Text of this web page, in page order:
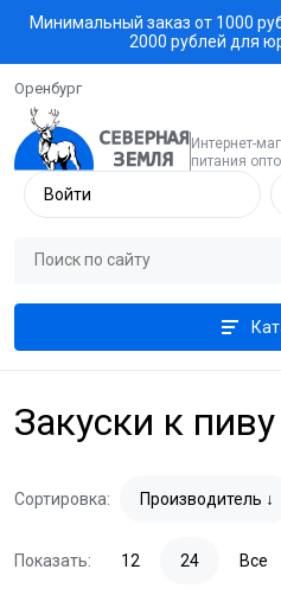
Минимальный заказ от 1000
2000 рублей для
Оренбург
Интернет-
питания
Войти
Закуски к пиву
Сортировка: Производитель
Показать: 12 24 Все